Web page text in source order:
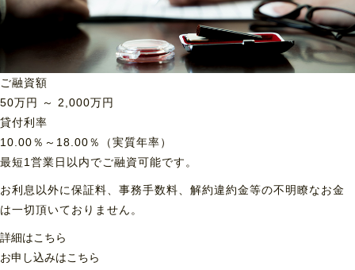
ご融資額
50万円 ～ 2,000万円
貸付利率
10.00％～18.00％（実質年率）
最短1営業日以内でご融資可能です。
お利息以外に保証料、事務手数料、解約違約金等の不明瞭なお金
は一切頂いておりません。
詳細はこちら
お申し込みはこちら